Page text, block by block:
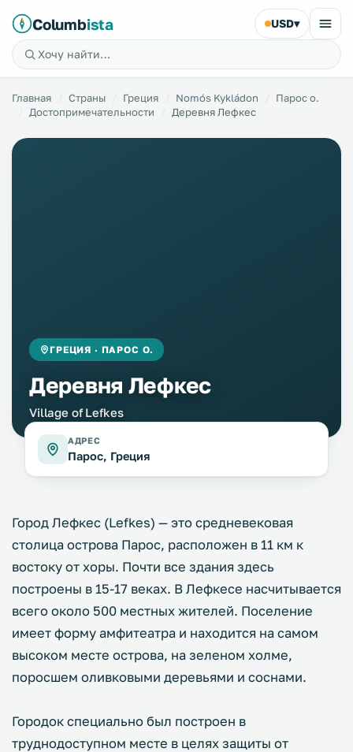
Columbista USD▾
Главная Страны Греция Nomós Kykládon
Парос о.
Достопримечательности
Деревня Лефкес
ГРЕЦИЯ · ПАРОС О.
Деревня Лефкес
Village of Lefkes
АДРЕС
Парос, Греция
Город Лефкес (Lefkes) — это средневековая
столица острова Парос, расположен в 11 км к
востоку от хоры. Почти все здания здесь
построены в 15-17 веках. В Лефкесе насчитывается
всего около 500 местных жителей. Поселение
имеет форму амфитеатра и находится на самом
высоком месте острова, на зеленом холме,
поросшем оливковыми деревьями и соснами.
Городок специально был построен в
труднодоступном месте в целях защиты от